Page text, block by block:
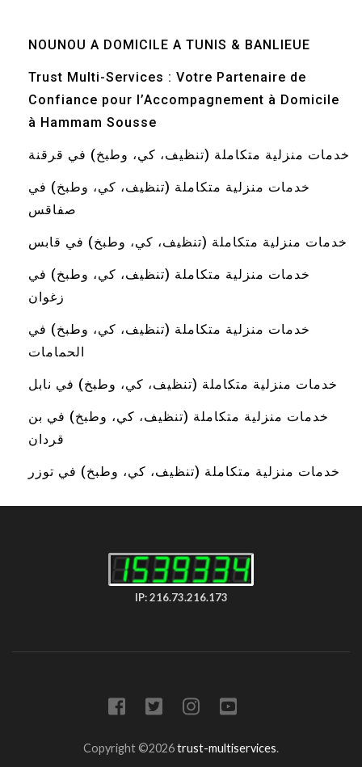
NOUNOU A DOMICILE A TUNIS & BANLIEUE
Trust Multi-Services : Votre Partenaire de
Confiance pour l’Accompagnement à Domicile
à Hammam Sousse
خدمات منزلية متكاملة (تنظيف، كي، وطبخ) في قرقنة
خدمات منزلية متكاملة (تنظيف، كي، وطبخ) في
صفاقس
خدمات منزلية متكاملة (تنظيف، كي، وطبخ) في قابس
خدمات منزلية متكاملة (تنظيف، كي، وطبخ) في
زغوان
خدمات منزلية متكاملة (تنظيف، كي، وطبخ) في
الحمامات
خدمات منزلية متكاملة (تنظيف، كي، وطبخ) في نابل
خدمات منزلية متكاملة (تنظيف، كي، وطبخ) في بن
قردان
خدمات منزلية متكاملة (تنظيف، كي، وطبخ) في توزر
IP: 216.73.216.173
Copyright ©2026trust-multiservices.